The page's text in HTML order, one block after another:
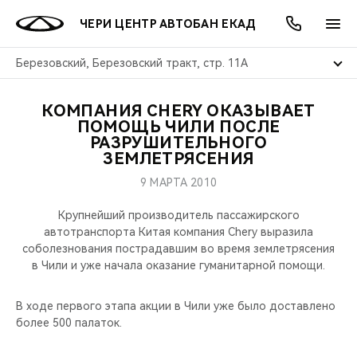
ЧЕРИ ЦЕНТР АВТОБАН ЕКАД
Березовский, Березовский тракт, стр. 11А
МОДЕЛИ
СЕДАНЫ
НОВИНКИ
ПОКУПАТЕЛЯМ
ВЫБОР И ПОКУПКА
ВЛАДЕЛЬЦАМ
ПОДДЕРЖКА
МИР CHERY
CHERY В СОЦСЕТЯХ
БЛАГОТВОРИТЕЛЬНОСТЬ
АКЦИИ
ВЫГОДЫ И АКЦИИ
ОНЛАЙН СЕРВИСЫ
ВЫБОР И ПОКУПКА
О КОМПАНИИ
КОМПАНИЯ CHERY ОКАЗЫВАЕТ
ПОМОЩЬ ЧИЛИ ПОСЛЕ
РАЗРУШИТЕЛЬНОГО
ЗЕМЛЕТРЯСЕНИЯ
9 МАРТА 2010
Крупнейший производитель пассажирского
автотранспорта Китая компания Chery выразила
соболезнования пострадавшим во время землетрясения
в Чили и уже начала оказание гуманитарной помощи.
В ходе первого этапа акции в Чили уже было доставлено
более 500 палаток.